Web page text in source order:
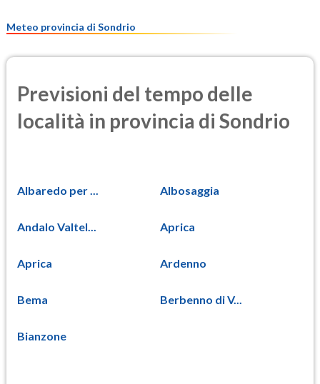
Meteo provincia di Sondrio
Previsioni del tempo delle
località in provincia di Sondrio
Albaredo per ... Albosaggia
Andalo Valtel... Aprica
Aprica Ardenno
Bema Berbenno di V...
Bianzone